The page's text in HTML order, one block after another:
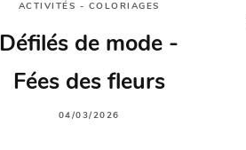
ACTIVITÉS - COLORIAGES
Défilés de mode -
Fées des fleurs
04/03/2026